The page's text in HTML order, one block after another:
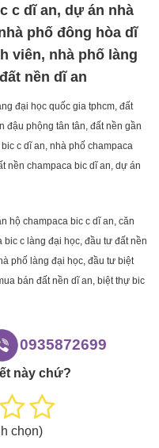
c dĩ an, dự án nhà
phố đông hòa dĩ
viên, nhà phố làng
nền dĩ an
đại học quốc gia tphcm, đất
đậu phộng tân tân, đất nền gần
c dĩ an, nhà phố champaca
nền champaca bic dĩ an, dự án
hộ champaca bic c dĩ an, căn
bic c làng đại học, đầu tư đất nền
phố làng đại học, đầu tư biệt
bán đất nền dĩ an, biệt thự bic
0935872699
này chứ?
chọn)